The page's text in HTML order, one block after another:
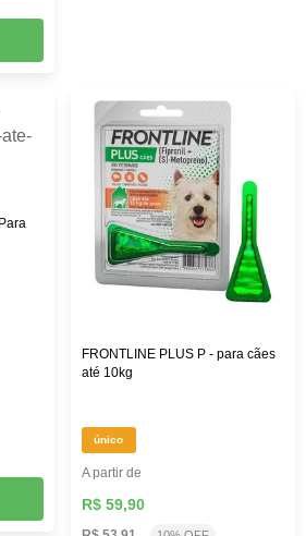
FRONTLINE PLUS P - para cães
até 10kg
único
A partir de
R$ 59,90